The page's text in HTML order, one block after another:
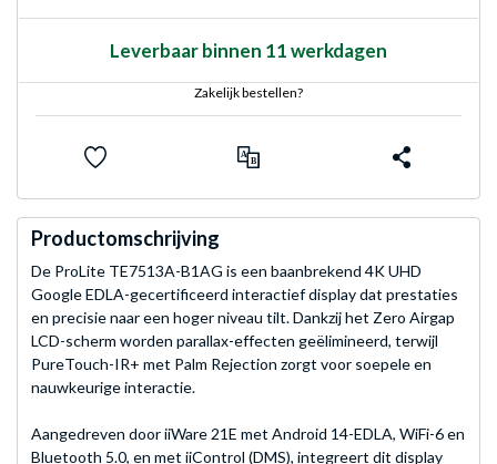
Leverbaar binnen 11 werkdagen
Zakelijk bestellen?
Productomschrijving
De ProLite TE7513A-B1AG is een baanbrekend 4K UHD
Google EDLA-gecertificeerd interactief display dat prestaties
en precisie naar een hoger niveau tilt. Dankzij het Zero Airgap
LCD-scherm worden parallax-effecten geëlimineerd, terwijl
PureTouch-IR+ met Palm Rejection zorgt voor soepele en
nauwkeurige interactie.
Aangedreven door iiWare 21E met Android 14-EDLA, WiFi-6 en
Bluetooth 5.0, en met iiControl (DMS), integreert dit display